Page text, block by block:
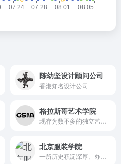
陈幼坚设计顾问公司
香港知名设计公司
格拉斯哥艺术学院
北京服装学院